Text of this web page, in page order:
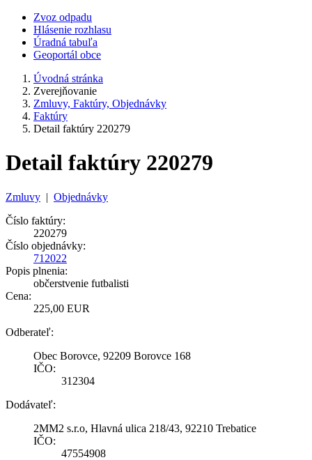
Zvoz odpadu
Hlásenie rozhlasu
Úradná tabuľa
Geoportál obce
Úvodná stránka
Zverejňovanie
Zmluvy, Faktúry, Objednávky
Faktúry
Detail faktúry 220279
Detail faktúry 220279
Zmluvy | Objednávky
Číslo faktúry:
220279
Číslo objednávky:
712022
Popis plnenia:
občerstvenie futbalisti
Cena:
225,00 EUR
Odberateľ:
Obec Borovce, 92209 Borovce 168
IČO:
312304
Dodávateľ:
2MM2 s.r.o, Hlavná ulica 218/43, 92210 Trebatice
IČO:
47554908